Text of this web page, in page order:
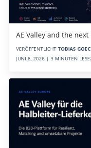
AE Valley and the
VERÖFFENTLICHT TOBIAS
JUNI 8, 2026 | 3 MINUTEN